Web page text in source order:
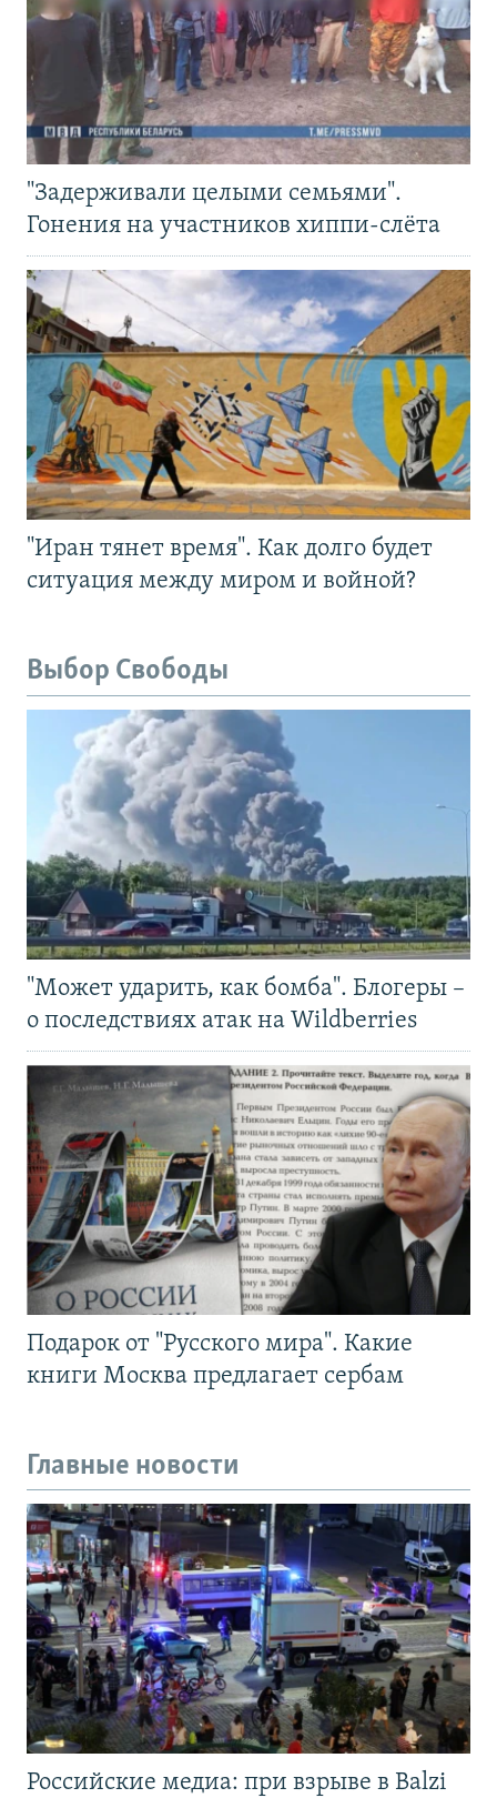
"Задерживали целыми семьями".
Гонения на участников хиппи-слёта
"Иран тянет время". Как долго будет
ситуация между миром и войной?
Выбор Свободы
"Может ударить, как бомба". Блогеры –
о последствиях атак на Wildberries
Подарок от "Русского мира". Какие
книги Москва предлагает сербам
Главные новости
Российские медиа: при взрыве в Balzi